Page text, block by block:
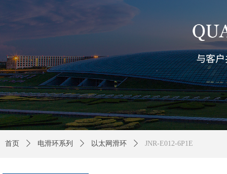
首页 ꄲ 电滑环系列 ꄲ 以太网滑环 ꄲ JNR-E012-6P1E